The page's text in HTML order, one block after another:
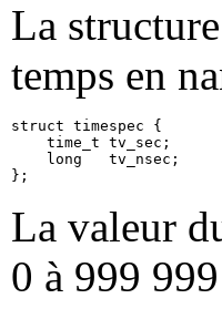
La structure
temps en
struct timespec {
time_t tv_sec;
long   tv_nsec;
La valeur
0 à 999